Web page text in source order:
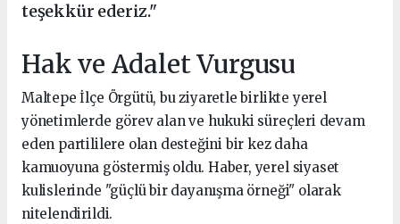
teşekkür ederiz."
Hak ve Adalet Vurgusu
Maltepe İlçe Örgütü, bu ziyaretle birlikte yerel
yönetimlerde görev alan ve hukuki süreçleri devam
eden partililere olan desteğini bir kez daha
kamuoyuna göstermiş oldu. Haber, yerel siyaset
kulislerinde "güçlü bir dayanışma örneği" olarak
nitelendirildi.